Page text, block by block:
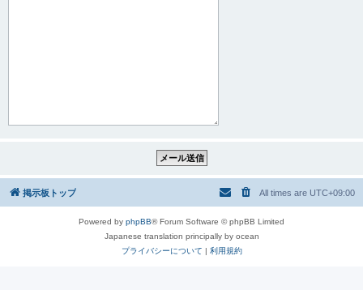
掲示板トップ All times are UTC+09:00
Powered by phpBB® Forum Software © phpBB Limited
Japanese translation principally by ocean
プライバシーについて | 利用規約